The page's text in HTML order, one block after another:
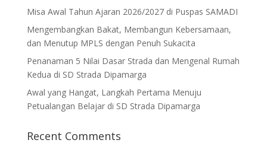
Misa Awal Tahun Ajaran 2026/2027 di Puspas SAMADI
Mengembangkan Bakat, Membangun Kebersamaan,
dan Menutup MPLS dengan Penuh Sukacita
Penanaman 5 Nilai Dasar Strada dan Mengenal Rumah
Kedua di SD Strada Dipamarga
Awal yang Hangat, Langkah Pertama Menuju
Petualangan Belajar di SD Strada Dipamarga
Recent Comments